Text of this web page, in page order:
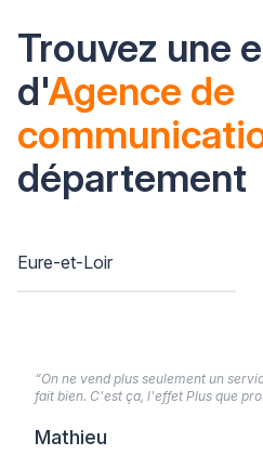
Trouvez une
d'Agence de
département
Eure-et-Loir
“On ne vend plus seulement un
fait bien. C'est ça, l'effet Plus que
Mathieu